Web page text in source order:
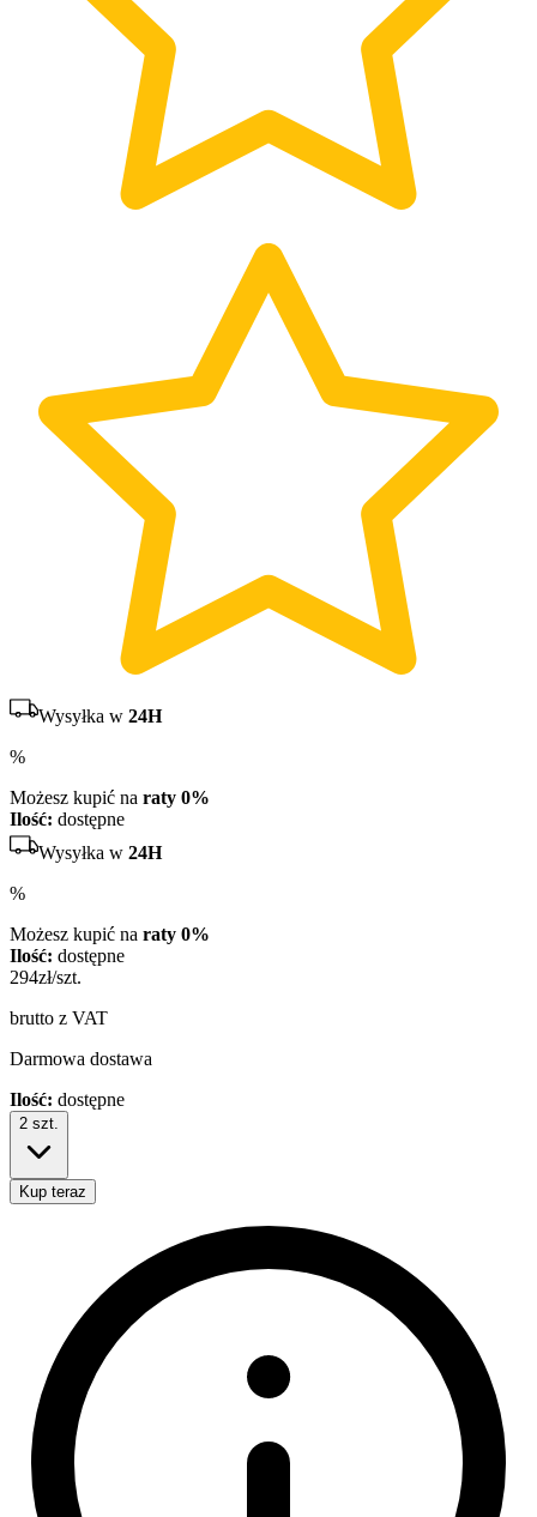
Wysyłka w 24H
%
Możesz kupić na raty 0%
Ilość: dostępne
Wysyłka w 24H
%
Możesz kupić na raty 0%
Ilość: dostępne
294zł/szt.
brutto z VAT
Darmowa dostawa
Ilość: dostępne
2 szt.
Kup teraz